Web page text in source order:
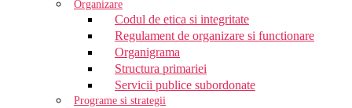
Organizare
Codul de etica si integritate
Regulament de organizare si functionare
Organigrama
Structura primariei
Servicii publice subordonate
Programe si strategii